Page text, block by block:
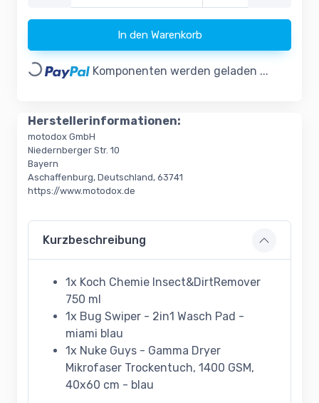
In den Warenkorb
Loading... Komponenten werden geladen ...
Herstellerinformationen:
motodox GmbH
Niedernberger Str. 10
Bayern
Aschaffenburg, Deutschland, 63741
https://www.motodox.de
Kurzbeschreibung
1x Koch Chemie Insect&DirtRemover
750 ml
1x Bug Swiper - 2in1 Wasch Pad -
miami blau
1x Nuke Guys - Gamma Dryer
Mikrofaser Trockentuch, 1400 GSM,
40x60 cm - blau